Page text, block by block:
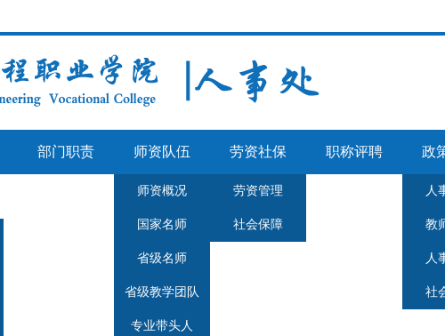
部门职责 师资队伍
师资概况
国家名师
省级名师
省级教学团队
专业带头人
劳资社保
劳资管理
社会保障
职称评聘 政
人
教
人
社